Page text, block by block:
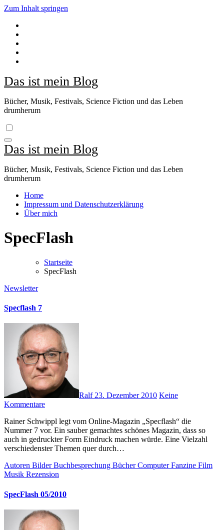
Zum Inhalt springen
Das ist mein Blog
Bücher, Musik, Festivals, Science Fiction und das Leben
drumherum
Das ist mein Blog
Bücher, Musik, Festivals, Science Fiction und das Leben
drumherum
Home
Impressum und Datenschutzerklärung
Über mich
SpecFlash
Startseite
SpecFlash
Newsletter
Specflash 7
Ralf23. Dezember 2010 Keine
Kommentare
Rainer Schwippl legt vom Online-Magazin „Specflash“ die
Nummer 7 vor. Ein sauber gemachtes schönes Magazin, dass so
auch in gedruckter Form Eindruck machen würde. Eine Vielzahl
verschiedenster Themen quer durch…
Autoren BilderBuchbesprechung BücherComputerFanzine Film
Musik Rezension
SpecFlash 05/2010